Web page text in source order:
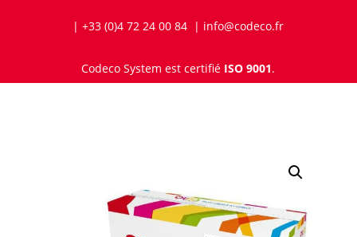
| +33 (0)4 72 24 00 84 | info@codeco.fr
Codeco System est certifié ISO 9001.